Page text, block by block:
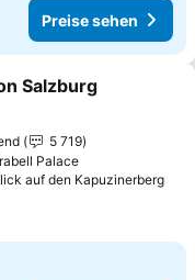
Preise sehen
hinzufügen
Salzburg
5 719
Palace
auf den Kapuzinerberg